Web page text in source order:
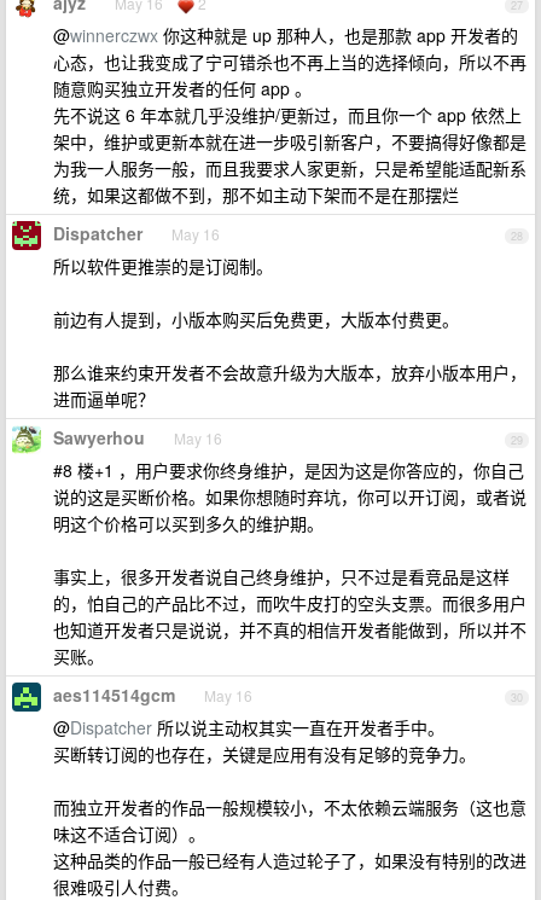
27
@winnerczwx 你这种就是 up 那种人，也是那款 app 开发者的
心态，也让我变成了宁可错杀也不再上当的选择倾向，所以不再
随意购买独立开发者的任何 app 。
先不说这 6 年本就几乎没维护/更新过，而且你一个 app 依然上
架中，维护或更新本就在进一步吸引新客户，不要搞得好像都是
为我一人服务一般，而且我要求人家更新，只是希望能适配新系
统，如果这都做不到，那不如主动下架而不是在那摆烂
28
Dispatcher May 16
所以软件更推崇的是订阅制。
前边有人提到，小版本购买后免费更，大版本付费更。
那么谁来约束开发者不会故意升级为大版本，放弃小版本用户，
进而逼单呢？
29
Sawyerhou May 16
#8 楼+1 ，用户要求你终身维护，是因为这是你答应的，你自己
说的这是买断价格。如果你想随时弃坑，你可以开订阅，或者说
明这个价格可以买到多久的维护期。
事实上，很多开发者说自己终身维护，只不过是看竞品是这样
的，怕自己的产品比不过，而吹牛皮打的空头支票。而很多用户
也知道开发者只是说说，并不真的相信开发者能做到，所以并不
买账。
30
aes114514gcm May 16
@Dispatcher 所以说主动权其实一直在开发者手中。
买断转订阅的也存在，关键是应用有没有足够的竞争力。
而独立开发者的作品一般规模较小，不太依赖云端服务（这也意
味这不适合订阅）。
这种品类的作品一般已经有人造过轮子了，如果没有特别的改进
很难吸引人付费。